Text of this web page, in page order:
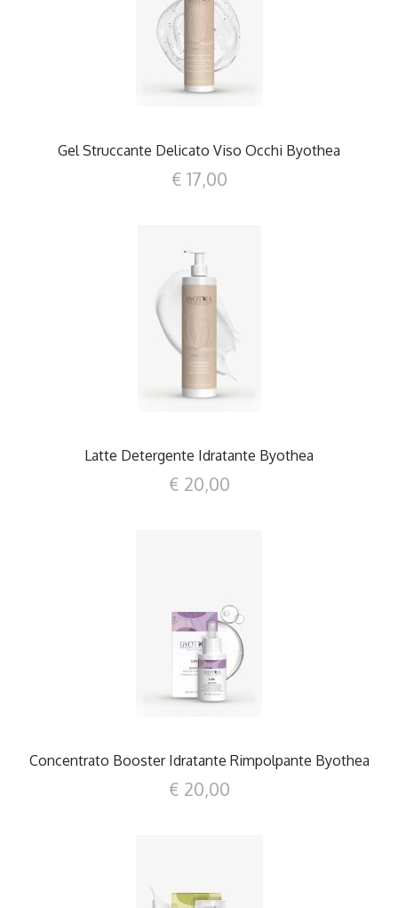
DETTAGLI
Gel Struccante Delicato Viso Occhi Byothea
€ 17,00
DETTAGLI
Latte Detergente Idratante Byothea
€ 20,00
DETTAGLI
Concentrato Booster Idratante Rimpolpante Byothea
€ 20,00